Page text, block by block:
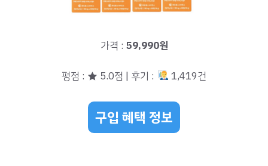
가격 : 59,990원
평점 : ★ 5.0점 | 후기 : 1,419건
구입 혜택 정보